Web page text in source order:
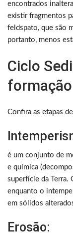
encontrados
existir fragmentos
feldspato, que são
portanto, menos
Ciclo
Confira as etapas
é um conjunto de
e química
superfície da Terra.
enquanto o
em sólidos
Erosão: